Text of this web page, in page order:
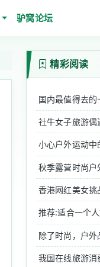
驴窝论坛
精彩阅读
国内最值得去的
社牛女子旅游
小心户外运动中
秋季露营时尚户
香港网红美女
推荐:适合一个
除了时尚，户外
我国在线旅游消